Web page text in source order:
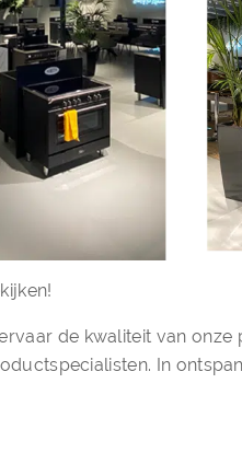
de kwaliteit van onze
In